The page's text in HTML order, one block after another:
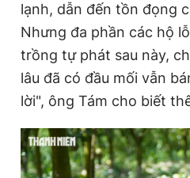
lạnh, dẫn đến tồn đọng
Nhưng đa phần các hộ
trồng tự phát sau này,
lâu đã có đầu mối vẫn
lời", ông Tám cho biết